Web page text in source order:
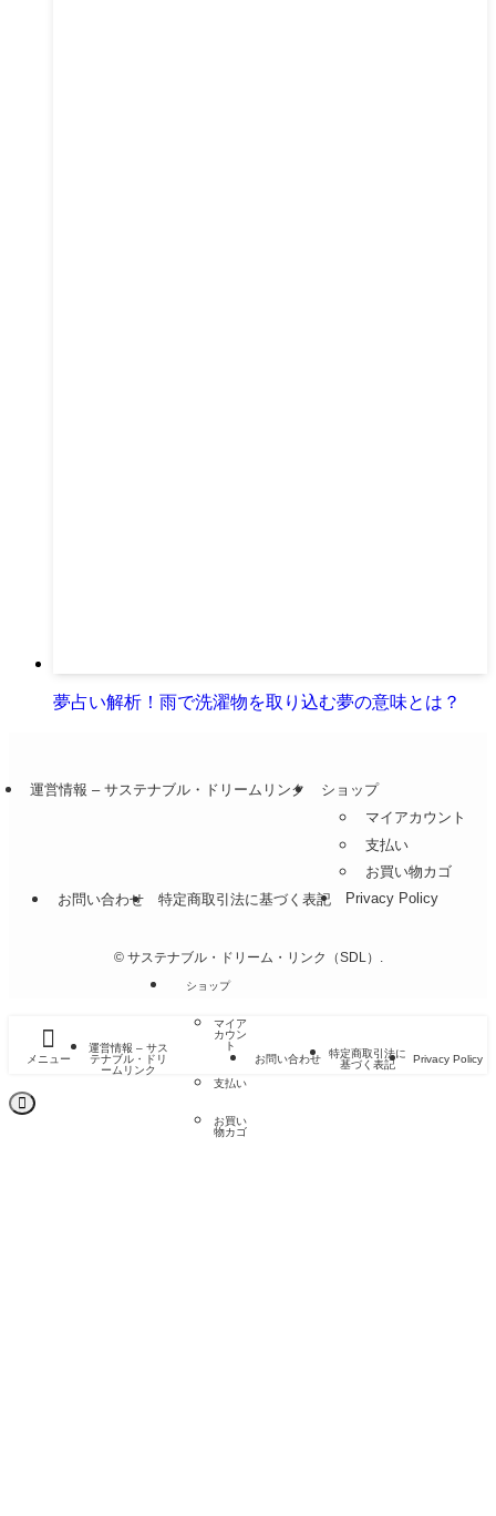
夢占い解析！雨で洗濯物を取り込む夢の意味とは？
運営情報 – サステナブル・ドリームリンク
ショップ
マイアカウント
支払い
お買い物カゴ
お問い合わせ
特定商取引法に基づく表記 Privacy Policy
©サステナブル・ドリーム・リンク（SDL）.
メニュー
運営情報 – サス
テナブル・ドリ
ームリンク
ショップ
マイア
カウン
ト
支払い
お買い
物カゴ
お問い合わせ
特定商取引法に
基づく表記
Privacy Policy